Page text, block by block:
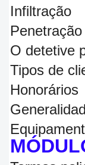
Infiltração
O detetive
Tipos de
Honorários